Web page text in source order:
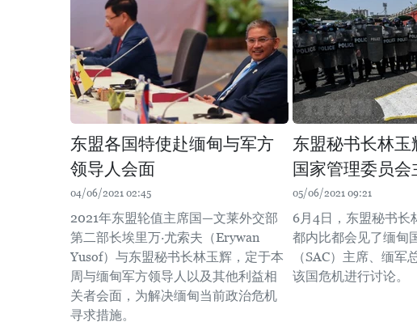
东盟各国特使赴缅甸与军方
领导人会面
04/06/2021 02:45
2021年东盟轮值主席国—文莱外交部
第二部长埃里万·尤索夫（Erywan
Yusof）与东盟秘书长林玉辉，定于本
周与缅甸军方领导人以及其他利益相
关者会面，为解决缅甸当前政治危机
寻求措施。
东盟秘书长林玉
国家管理委员
05/06/2021 09:21
6月4日，东盟秘书长
都内比都会见了缅甸
（SAC）主席、缅军
该国危机进行讨论。